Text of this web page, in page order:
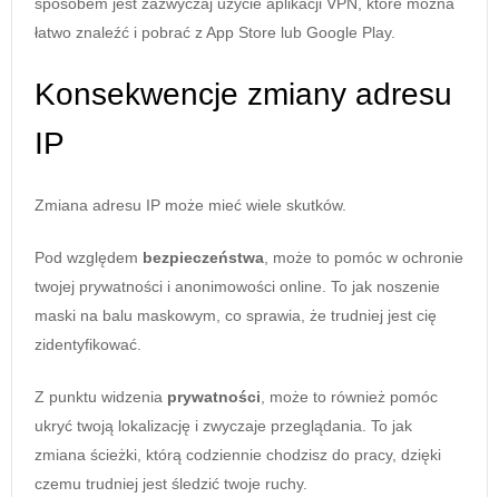
łatwo znaleźć i pobrać z App Store lub Google Play.
Konsekwencje zmiany adresu
IP
Zmiana adresu IP może mieć wiele skutków.
Pod względem bezpieczeństwa , może to pomóc w ochronie
twojej prywatności i anonimowości online. To jak noszenie
maski na balu maskowym, co sprawia, że trudniej jest cię
zidentyfikować.
Z punktu widzenia prywatności , może to również pomóc
ukryć twoją lokalizację i zwyczaje przeglądania. To jak
zmiana ścieżki, którą codziennie chodzisz do pracy, dzięki
czemu trudniej jest śledzić twoje ruchy.